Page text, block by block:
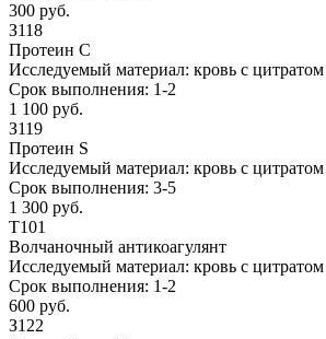
300 руб.
З118
Протеин С
Исследуемый материал: кровь с
Срок выполнения: 1-2
1 100 руб.
З119
Протеин S
Исследуемый материал: кровь с
Срок выполнения: 3-5
1 300 руб.
Т101
Волчаночный антикоагулянт
Исследуемый материал: кровь с
Срок выполнения: 1-2
600 руб.
З122